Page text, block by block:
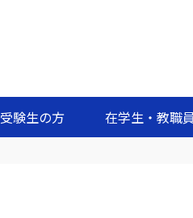
受験生の方 在学生・教職